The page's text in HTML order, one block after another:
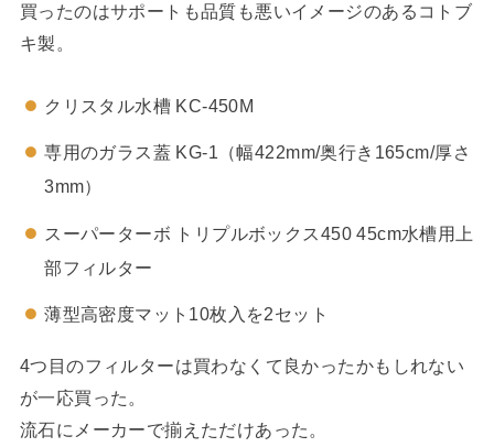
買ったのはサポートも品質も悪いイメージのあるコトブ
キ製。
クリスタル水槽 KC-450M
専用のガラス蓋 KG-1（幅422mm/奥行き165cm/厚さ
3mm）
スーパーターボ トリプルボックス450 45cm水槽用上
部フィルター
薄型高密度マット10枚入を2セット
4つ目のフィルターは買わなくて良かったかもしれない
が一応買った。
流石にメーカーで揃えただけあった。